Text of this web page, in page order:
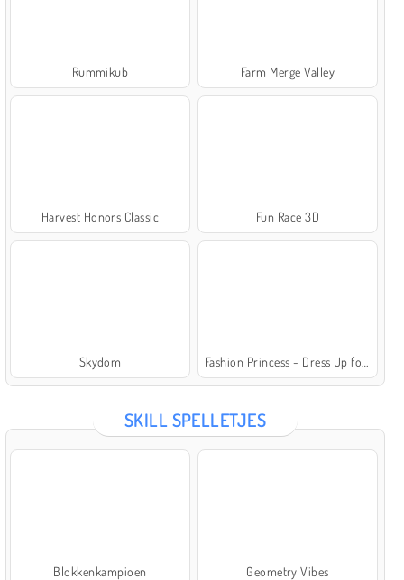
Rummikub Farm Merge Valley
Harvest Honors Classic Fun Race 3D
Skydom Fashion Princess - Dress Up for Girls
SKILL SPELLETJES
Blokkenkampioen Geometry Vibes